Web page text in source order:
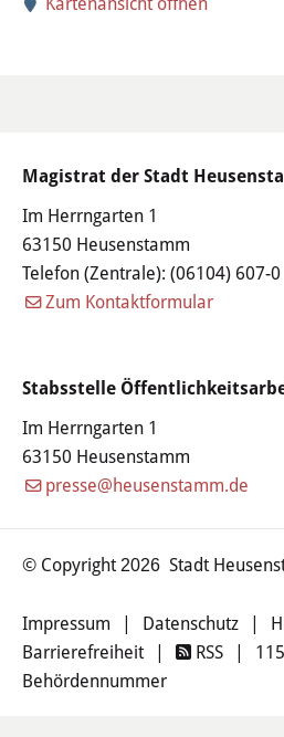
Magistrat der Stadt
Im Herrngarten 1
63150 Heusenstamm
Telefon (Zentrale): (06104) 607-0
Zum Kontaktformular
Stabsstelle
Im Herrngarten 1
63150 Heusenstamm
presse@heusenstamm.de
© Copyright 2026 Stadt
Impressum | Datenschutz |
Barrierefreiheit
| RSS |
Behördennummer
Ehrungen
Haushalt
Sitzungsinfo
Kinder- und Jugendparlament
Danke für die Anmeldung
Wahlen
Aktuelle Meldungen